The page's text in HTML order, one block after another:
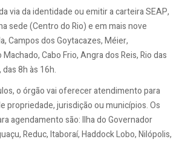
via da identidade ou emitir a carteira SEAP,
sede (Centro do Rio) e em mais nove
Campos dos Goytacazes, Méier,
Cabo Frio, Angra dos Reis, Rio das
8h às 16h.
o órgão vai oferecer atendimento para
propriedade, jurisdição ou municípios. Os
agendamento são: Ilha do Governador
Reduc, Itaboraí, Haddock Lobo, Nilópolis,